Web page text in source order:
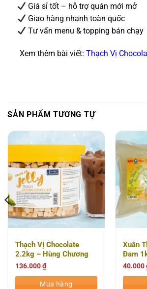
Giá sỉ tốt – hỗ trợ quán mới mở
Giao hàng nhanh toàn quốc
Tư vấn menu & topping bán chạy
Xem thêm bài viết: Thạch Vị
SẢN PHẨM TƯƠNG TỰ
Thạch Vị Chocolate
2.2kg – Hùng Chương
(Thùng 6 Hũ)
136.000₫
Mua hàng
Xuân
Đam
Gói
40.000